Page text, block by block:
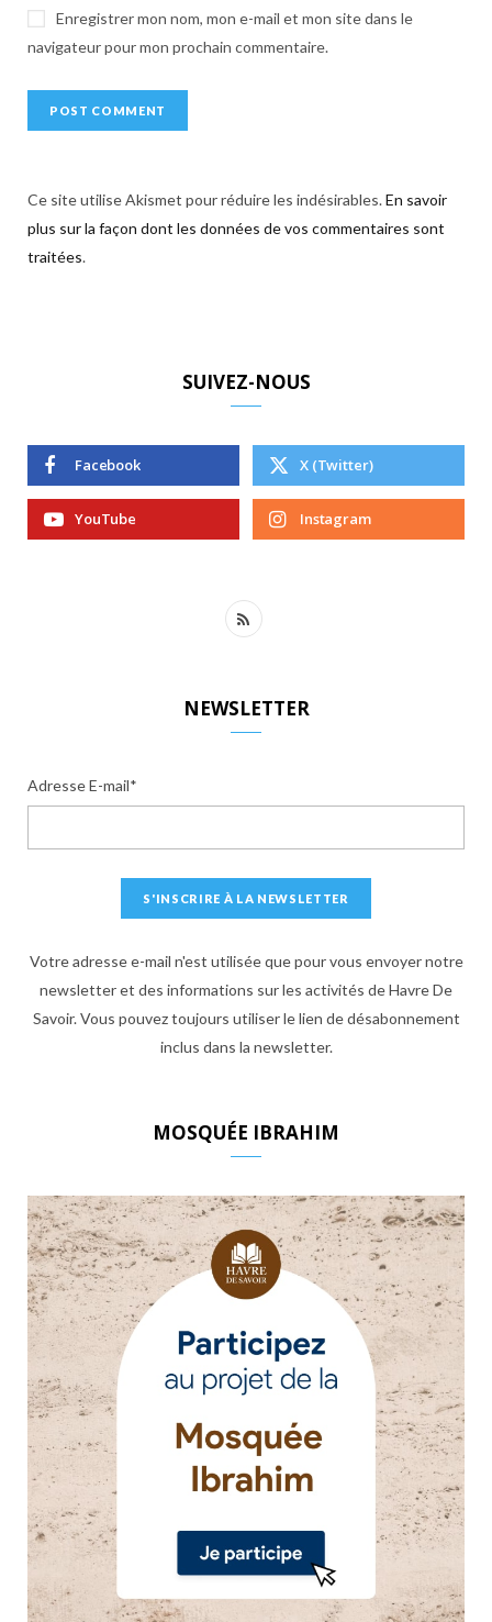
Enregistrer mon nom, mon e-mail et mon site dans le
navigateur pour mon prochain commentaire.
Ce site utilise Akismet pour réduire les indésirables.En savoir
plus sur la façon dont les données de vos commentaires sont
traitées.
SUIVEZ-NOUS
Facebook X (Twitter)
YouTube Instagram
R
NEWSLETTER
Adresse E-mail*
Votre adresse e-mail n'est utilisée que pour vous envoyer notre
newsletter et des informations sur les activités de Havre De
Savoir. Vous pouvez toujours utiliser le lien de désabonnement
inclus dans la newsletter.
MOSQUÉE IBRAHIM